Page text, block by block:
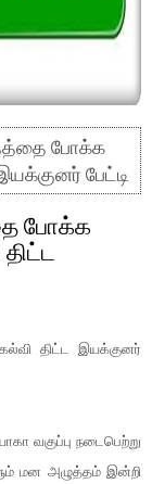
போக்க
பேட்டி
போக்க
திட்ட இயக்குனர்
வகுப்பு நடைபெற்று
மன அழுத்தம் இன்றி